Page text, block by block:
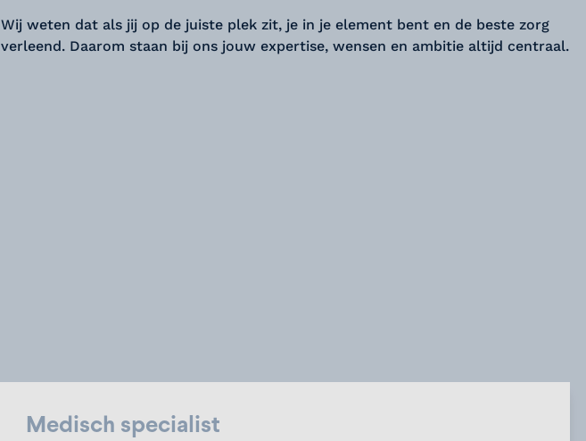
Wij weten dat als jij op de juiste plek zit, je in je element bent en de beste zorg
verleend. Daarom staan bij ons jouw expertise, wensen en ambitie altijd centraal.
Medisch specialist